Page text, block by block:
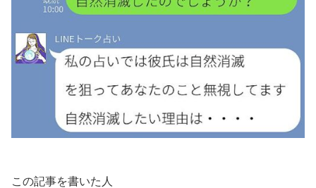
この記事を書いた人